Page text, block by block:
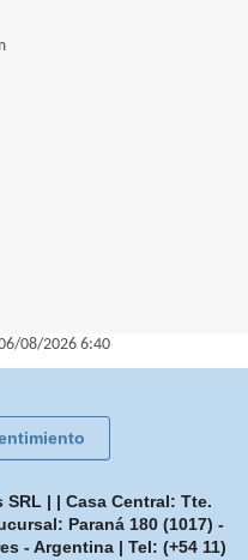
08/2026 6:40
| | Casa Central: Tte.
Paraná 180 (1017) -
- Argentina | Tel: (+54 11)